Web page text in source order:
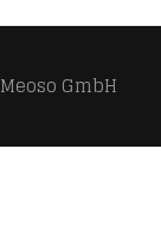
Meoso GmbH